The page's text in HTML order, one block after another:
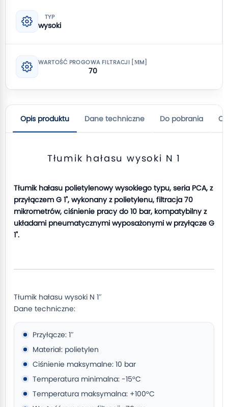
TYP
wysoki
WARTOŚĆ PROGOWA FILTRACJI [ΜM]
70
Opis produktu Dane techniczne Do pobrania
Tłumik hałasu wysoki N 1
Tłumik hałasu polietylenowy wysokiego typu, seria PCA, z
przyłączem G 1", wykonany z polietylenu, filtracja 70
mikrometrów, ciśnienie pracy do 10 bar, kompatybilny z
układami pneumatycznymi wyposażonymi w przyłącze G
1".
Tłumik hałasu wysoki N 1″
Dane techniczne:
Przyłącze: 1″
Materiał: polietylen
Ciśnienie maksymalne: 10 bar
Temperatura minimalna: -15°C
Temperatura maksymalna: +100°C